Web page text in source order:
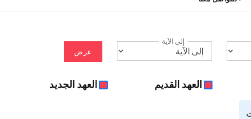
إلى الآية
عرض
العهد القديم العهد الجديد